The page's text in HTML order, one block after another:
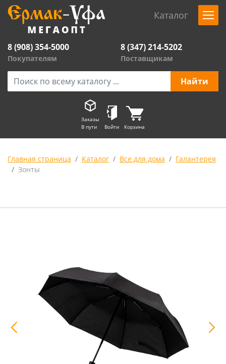
Каталог
8 (908) 354-5000
Покупателям
8 (347) 214-5202
Поставщикам
Заказы
В пути
Войти Корзина
Главная страница Каталог Все для дома
Галантерея
Зонты